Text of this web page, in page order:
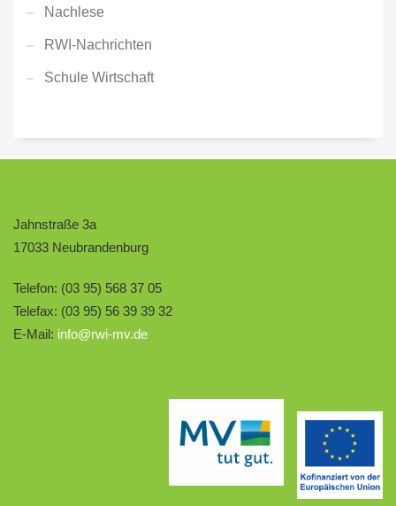
Nachlese
RWI-Nachrichten
Schule Wirtschaft
Jahnstraße 3a
17033 Neubrandenburg
Telefon: (03 95) 568 37 05
Telefax: (03 95) 56 39 39 32
E-Mail: info@rwi-mv.de